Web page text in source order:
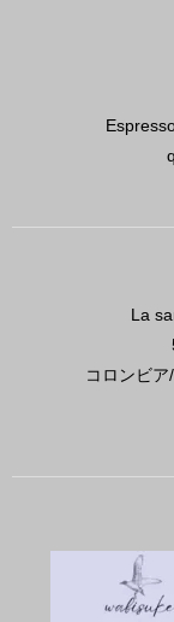
La
コロンビ